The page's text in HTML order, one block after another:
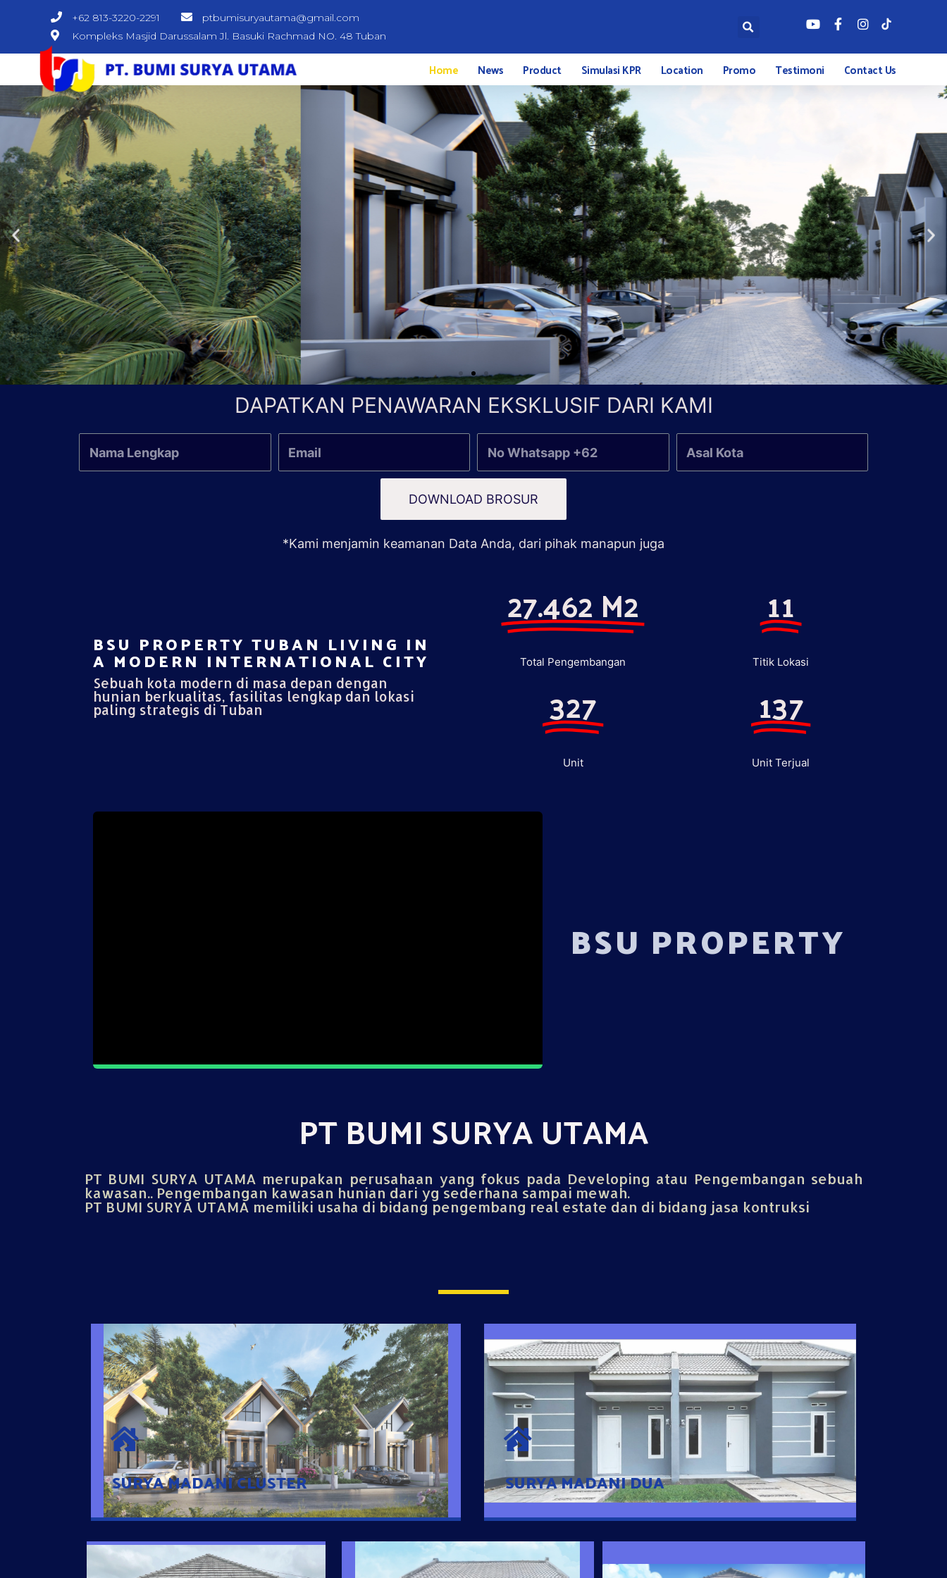
+62 813-3220-2291
ptbumisuryautama@gmail.com
Kompleks Masjid Darussalam Jl. Basuki Rachmad NO. 48 Tuban
Home News Product Simulasi KPR Location Promo Testimoni Contact Us
DAPATKAN PENAWARAN EKSKLUSIF DARI KAMI
DOWNLOAD BROSUR
*Kami menjamin keamanan Data Anda, dari pihak manapun juga
BSU PROPERTY TUBAN LIVING IN
A MODERN INTERNATIONAL CITY​
Sebuah kota modern di masa depan dengan
hunian berkualitas, fasilitas lengkap dan lokasi
paling strategis di Tuban
27.462 M2
Total Pengembangan
327
Unit
11
Titik Lokasi
137
Unit Terjual
BSU PROPERTY
PT BUMI SURYA UTAMA
PT BUMI SURYA UTAMA merupakan perusahaan yang fokus pada Developing atau Pengembangan sebuah
kawasan.. Pengembangan kawasan hunian dari yg sederhana sampai mewah.
PT BUMI SURYA UTAMA memiliki usaha di bidang pengembang real estate dan di bidang jasa kontruksi
SURYA MADANI CLUSTER
SURYA MADANI CLUSTER
Desain Modern Minimalis dengan Konsep Rumah Pintar
Sehingga Memudahkan Penghuni mengakses rumahnya dengan
Ponsel
SURYA MADANI DUA
SURYA MADANI DUA
Satu-satunya Hunian nyaman dengan harga subsidi hanya 100
jutaan dengan lokasi strategis di Tuban